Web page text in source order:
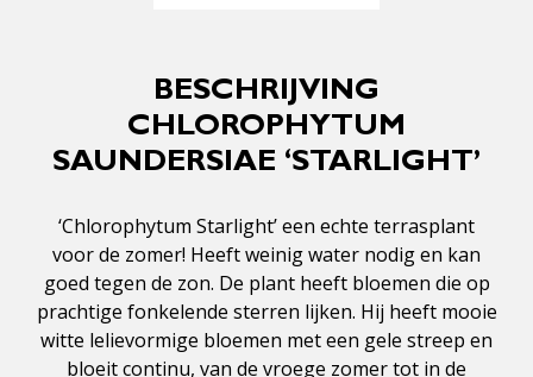
BESCHRIJVING
CHLOROPHYTUM
SAUNDERSIAE ‘STARLIGHT’
‘Chlorophytum Starlight’ een echte terrasplant
voor de zomer! Heeft weinig water nodig en kan
goed tegen de zon. De plant heeft bloemen die op
prachtige fonkelende sterren lijken. Hij heeft mooie
witte lelievormige bloemen met een gele streep en
bloeit continu, van de vroege zomer tot in de